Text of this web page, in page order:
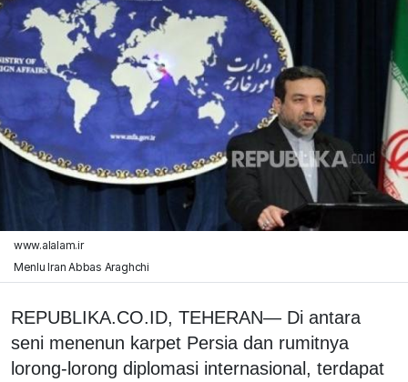
www.alalam.ir
Menlu Iran Abbas Araghchi
REPUBLIKA.CO.ID, TEHERAN— Di antara
seni menenun karpet Persia dan rumitnya
lorong-lorong diplomasi internasional, terdapat